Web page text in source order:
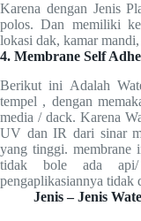
Karena dengan Jenis
polos. Dan memiliki
lokasi dak, kamar mandi,
4. Membrane Self
Berikut ini Adalah
tempel , dengan
media / dack. Karena
UV dan IR dari sinar
yang tinggi. membrane
tidak bole ada api/
pengaplikasiannya tidak
Jenis – Jenis